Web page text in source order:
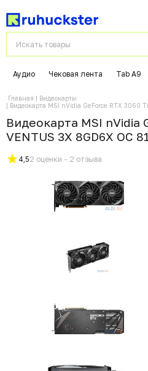
Аудио Чековая лента Tab A9
Главная
Видеокарты
Видеокарта MSI nVidia GeForce RTX 3060
Видеокарта MSI nVidia
VENTUS 3X 8GD6X OC
4,52 оценки - 2 отзыва